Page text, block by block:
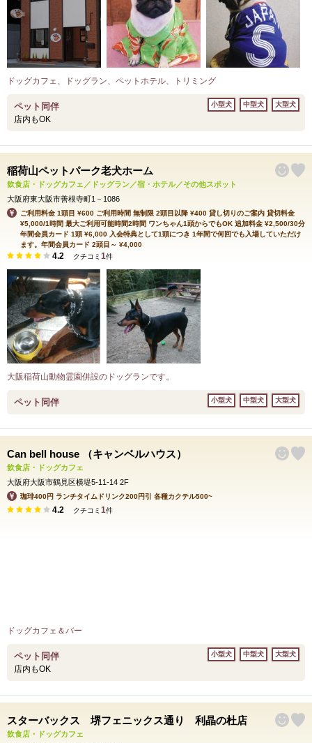
ドッグカフェ、ドッグラン、ペットホテル、トリミング
ペット同伴
店内もOK
小型犬 中型犬 大型犬
稲荷山ペットパーク老犬ホーム
飲食店・ドッグカフェ／ドッグラン／宿・ホテル／その他スポット
大阪府東大阪市善根寺町1－1086
ご利用料金 1頭目 ¥600 ご利用時間 無制限 2頭目以降 ¥400 貸し切りのご案内 貸切料金
¥5,000/1時間 最大ご利用可能時間2時間 ワンちゃん1頭からでもOK 追加料金 ¥2,500/30分
年間会員カード 1頭 ¥6,000 入会特典として1頭につき 1年間で何回でも入場していただけ
ます。年間会員カード 2頭目～ ¥4,000
4.2 クチコミ 1件
大阪稲荷山動物霊園併設のドッグランです。
ペット同伴 小型犬 中型犬 大型犬
Can bell house （キャンベルハウス）
飲食店・ドッグカフェ
大阪府大阪市鶴見区横堤5-11-14 2F
珈琲400円 ランチタイムドリンク200円引 各種カクテル500~
4.2 クチコミ 1件
ドッグカフェ＆バー
ペット同伴
店内もOK
小型犬 中型犬 大型犬
スターバックス 堺フェニックス通り 利晶の杜店
飲食店・ドッグカフェ